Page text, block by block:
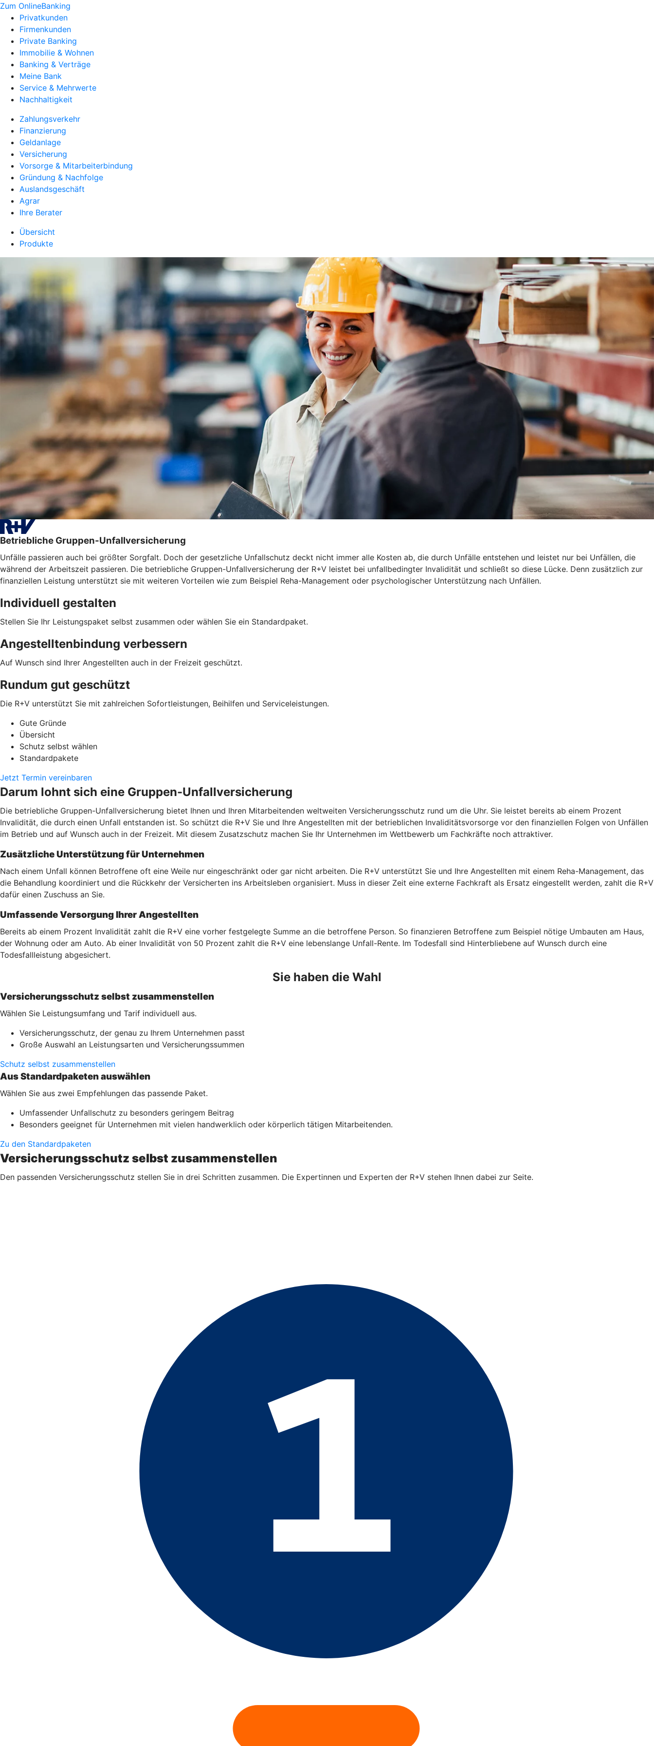
Zum OnlineBanking
Privatkunden
Firmenkunden
Private Banking
Immobilie & Wohnen
Banking & Verträge
Meine Bank
Service & Mehrwerte
Nachhaltigkeit
Zahlungsverkehr
Finanzierung
Geldanlage
Versicherung
Vorsorge & Mitarbeiterbindung
Gründung & Nachfolge
Auslandsgeschäft
Agrar
Ihre Berater
Übersicht
Produkte
Betriebliche Gruppen-Unfallversicherung
Unfälle passieren auch bei größter Sorgfalt. Doch der gesetzliche Unfallschutz deckt nicht immer alle Kosten ab, die durch Unfälle entstehen und leistet nur bei Unfällen, die
während der Arbeitszeit passieren. Die betriebliche Gruppen-Unfallversicherung der R+V leistet bei unfallbedingter Invalidität und schließt so diese Lücke. Denn zusätzlich zur
finanziellen Leistung unterstützt sie mit weiteren Vorteilen wie zum Beispiel Reha-Management oder psychologischer Unterstützung nach Unfällen.
Individuell gestalten
Stellen Sie Ihr Leistungspaket selbst zusammen oder wählen Sie ein Standardpaket.
Angestelltenbindung verbessern
Auf Wunsch sind Ihrer Angestellten auch in der Freizeit geschützt.
Rundum gut geschützt
Die R+V unterstützt Sie mit zahlreichen Sofortleistungen, Beihilfen und Serviceleistungen.
Gute Gründe
Übersicht
Schutz selbst wählen
Standardpakete
Jetzt Termin vereinbaren
Darum lohnt sich eine Gruppen-Unfallversicherung
Die betriebliche Gruppen-Unfallversicherung bietet Ihnen und Ihren Mitarbeitenden weltweiten Versicherungsschutz rund um die Uhr. Sie leistet bereits ab einem Prozent
Invalidität, die durch einen Unfall entstanden ist. So schützt die R+V Sie und Ihre Angestellten mit der betrieblichen Invaliditätsvorsorge vor den finanziellen Folgen von Unfällen
im Betrieb und auf Wunsch auch in der Freizeit. Mit diesem Zusatzschutz machen Sie Ihr Unternehmen im Wettbewerb um Fachkräfte noch attraktiver.
Zusätzliche Unterstützung für Unternehmen
Nach einem Unfall können Betroffene oft eine Weile nur eingeschränkt oder gar nicht arbeiten. Die R+V unterstützt Sie und Ihre Angestellten mit einem Reha-Management, das
die Behandlung koordiniert und die Rückkehr der Versicherten ins Arbeitsleben organisiert. Muss in dieser Zeit eine externe Fachkraft als Ersatz eingestellt werden, zahlt die R+V
dafür einen Zuschuss an Sie.
Umfassende Versorgung Ihrer Angestellten
Bereits ab einem Prozent Invalidität zahlt die R+V eine vorher festgelegte Summe an die betroffene Person. So finanzieren Betroffene zum Beispiel nötige Umbauten am Haus,
der Wohnung oder am Auto. Ab einer Invalidität von 50 Prozent zahlt die R+V eine lebenslange Unfall-Rente. Im Todesfall sind Hinterbliebene auf Wunsch durch eine
Todesfallleistung abgesichert.
Sie haben die Wahl
Versicherungsschutz selbst zusammenstellen
Wählen Sie Leistungsumfang und Tarif individuell aus.
Versicherungsschutz, der genau zu Ihrem Unternehmen passt
Große Auswahl an Leistungsarten und Versicherungssummen
Schutz selbst zusammenstellen
Aus Standardpaketen auswählen
Wählen Sie aus zwei Empfehlungen das passende Paket.
Umfassender Unfallschutz zu besonders geringem Beitrag
Besonders geeignet für Unternehmen mit vielen handwerklich oder körperlich tätigen Mitarbeitenden.
Zu den Standardpaketen
Versicherungsschutz selbst zusammenstellen
Den passenden Versicherungsschutz stellen Sie in drei Schritten zusammen. Die Expertinnen und Experten der R+V stehen Ihnen dabei zur Seite.